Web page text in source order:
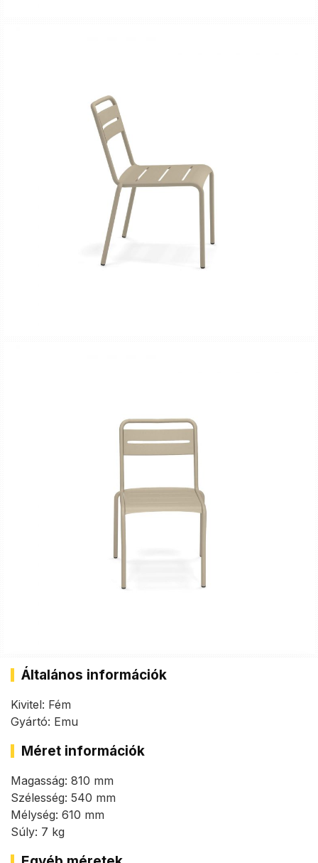
Általános információk
Kivitel: Fém
Gyártó: Emu
Méret információk
Magasság: 810 mm
Szélesség: 540 mm
Mélység: 610 mm
Súly: 7 kg